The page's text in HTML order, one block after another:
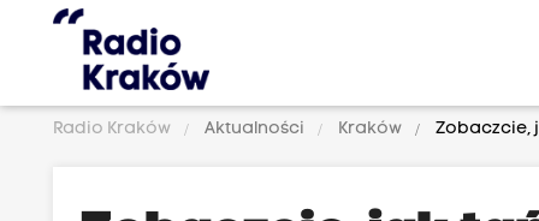
Radio Kraków Aktualności Kraków Zobaczcie,